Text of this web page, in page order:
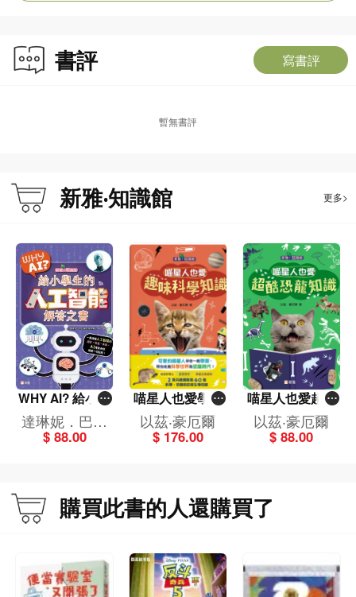
書評 寫書評
暫無書評
新雅‧知識館 更多>
WHY AI? 給小學
生的人工智能解
答之書
達琳妮．巴拉
蘇巴馬林博士
$ 88.00
喵星人也愛學習
套裝[新雅‧知識
館](一套2冊)
以茲‧豪厄爾
$ 176.00
喵星人也愛超酷
恐龍知識[新雅‧知
識館]
以茲‧豪厄爾
$ 88.00
購買此書的人還購買了